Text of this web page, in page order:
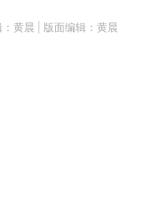
黄晨 | 版面编辑：黄晨